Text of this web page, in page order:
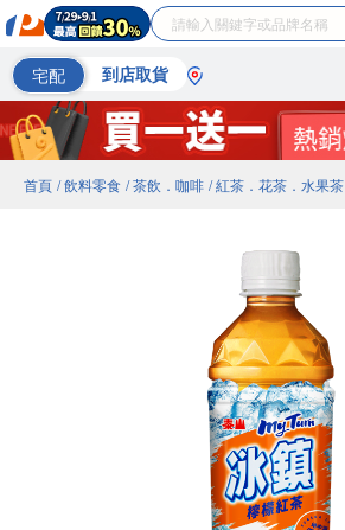
宅配 到店取貨
首頁 / 飲料零食 / 茶飲．咖啡 / 紅茶．花茶．水果茶